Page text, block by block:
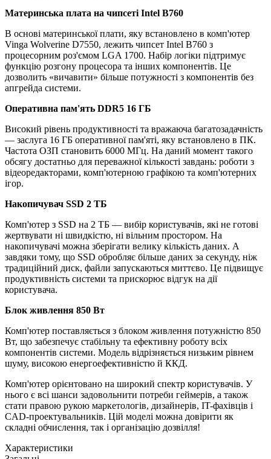
Материнська плата на чипсеті Intel B760
В основі материнської плати, яку встановлено в комп'ютер
Vinga Wolverine D7550, лежить чипсет Intel B760 з
процесорним роз'ємом LGA 1700. Набір логіки підтримує
функцію розгону процесора та інших компонентів. Це
дозволить «вичавити» більше потужності з компонентів без
апгрейда системи.
Оперативна пам'ять DDR5 16 ГБ
Високий рівень продуктивності та вражаюча багатозадачність
— заслуга 16 ГБ оперативної пам'яті, яку встановлено в ПК.
Частота ОЗП становить 6000 МГц. На даний момент такого
обсягу достатньо для переважної кількості завдань: роботи з
відеоредакторами, комп'ютерною графікою та комп'ютерних
ігор.
Накопичувач SSD 2 ТБ
Комп'ютер з SSD на 2 ТБ — вибір користувачів, які не готові
жертвувати ні швидкістю, ні вільним простором. На
накопичувачі можна зберігати велику кількість даних. А
завдяки тому, що SSD обробляє більше даних за секунду, ніж
традиційний диск, файли запускаються миттєво. Це підвищує
продуктивність системи та прискорює відгук на дії
користувача.
Блок живлення 850 Вт
Комп'ютер поставляється з блоком живлення потужністю 850
Вт, що забезпечує стабільну та ефективну роботу всіх
компонентів системи. Модель відрізняється низьким рівнем
шуму, високою енергоефективністю й ККД.
Комп'ютер орієнтовано на широкий спектр користувачів. У
нього є всі шанси задовольнити потреби геймерів, а також
стати правою рукою маркетологів, дизайнерів, IT-фахівців і
CAD-проектувальників. Цій моделі можна довірити як
складні обчислення, так і організацію дозвілля!
Характеристики